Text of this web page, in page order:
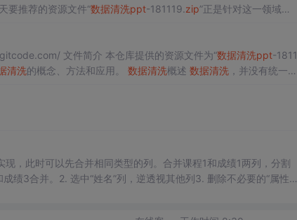
要推荐的资源文件“数据清洗ppt-181119. zip”正是针对这一领域精
文件简介 本仓库提供的资源文件为“数据清洗ppt-1811
清洗的概念、方法和应用。 数据清洗概述 数据清洗，并没有统一的
，此时可以先合并相同类型的列。合并课程1和成绩1两列，分割
3合并。2. 选中“姓名”列，逆透视其他列3. 删除不必要的“属性”